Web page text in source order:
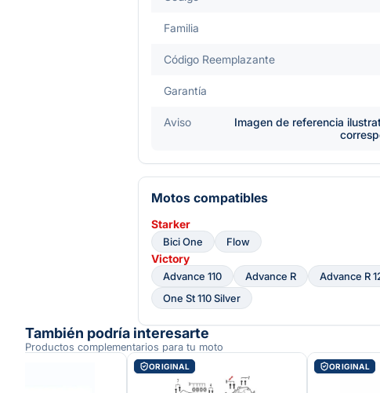
Familia
Código Reemplazante
Garantía
Aviso
Imagen de referencia
Motos compatibles
Starker
Bici One Flow
Victory
Advance 110 Advance R Advance R
One St 110 Silver
También podría interesarte
Productos complementarios para tu moto
ORIGINAL ORIGINAL